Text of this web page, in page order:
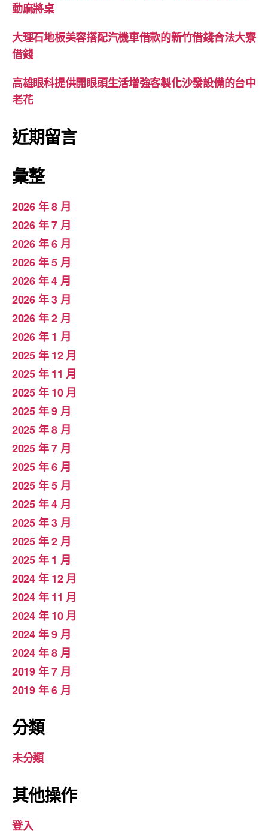
動麻將桌
大理石地板美容搭配汽機車借款的新竹借錢合法大寮
借錢
高雄眼科提供開眼頭生活增強客製化沙發設備的台中
老花
近期留言
彙整
2026 年 8 月
2026 年 7 月
2026 年 6 月
2026 年 5 月
2026 年 4 月
2026 年 3 月
2026 年 2 月
2026 年 1 月
2025 年 12 月
2025 年 11 月
2025 年 10 月
2025 年 9 月
2025 年 8 月
2025 年 7 月
2025 年 6 月
2025 年 5 月
2025 年 4 月
2025 年 3 月
2025 年 2 月
2025 年 1 月
2024 年 12 月
2024 年 11 月
2024 年 10 月
2024 年 9 月
2024 年 8 月
2019 年 7 月
2019 年 6 月
分類
未分類
其他操作
登入